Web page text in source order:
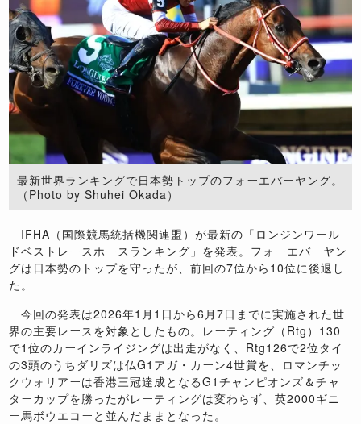
最新世界ランキングで日本勢トップのフォーエバーヤング。
（Photo by Shuhei Okada）
IFHA（国際競馬統括機関連盟）が最新の「ロンジンワール
ドベストレースホースランキング」を発表。フォーエバーヤン
グは日本勢のトップを守ったが、前回の7位から10位に後退し
た。
今回の発表は2026年1月1日から6月7日までに実施された世
界の主要レースを対象としたもの。レーティング（Rtg）130
で1位のカーインライジングは出走がなく、Rtg126で2位タイ
の3頭のうちダリズは仏G1アガ・カーン4世賞を、ロマンチッ
クウォリアーは香港三冠達成となるG1チャンピオンズ＆チャ
ターカップを勝ったがレーティングは変わらず、英2000ギニ
ー馬ボウエコーと並んだままとなった。